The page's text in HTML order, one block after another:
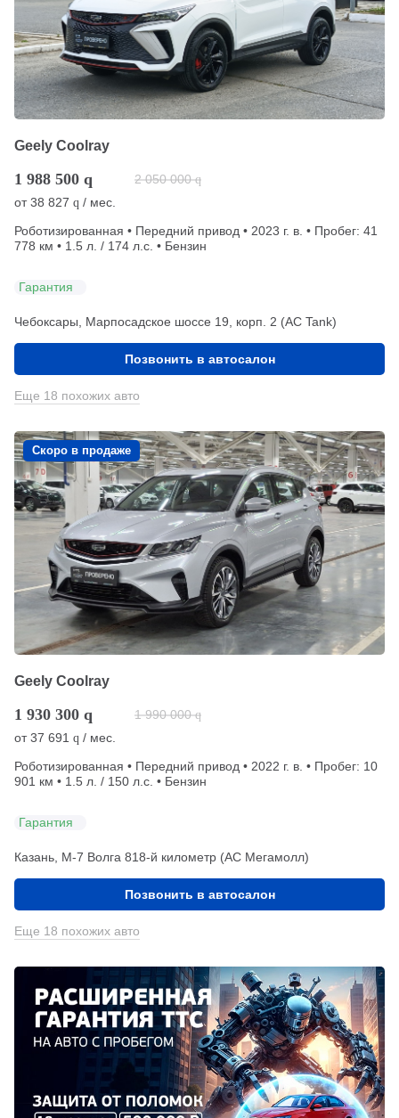
Geely Coolray
1 988 500 q 2 050 000 q
от38 827 q / мес.
Роботизированная • Передний привод • 2023 г. в. • Пробег: 41
778 км • 1.5 л. / 174 л.с. • Бензин
Гарантия
Чебоксары, Марпосадское шоссе 19, корп. 2 (АС Tank)
Позвонить в автосалон
Еще 18 похожих авто
Скоро в продаже
Geely Coolray
1 930 300 q 1 990 000 q
от37 691 q / мес.
Роботизированная • Передний привод • 2022 г. в. • Пробег: 10
901 км • 1.5 л. / 150 л.с. • Бензин
Гарантия
Казань, М-7 Волга 818-й километр (АС Мегамолл)
Позвонить в автосалон
Еще 18 похожих авто